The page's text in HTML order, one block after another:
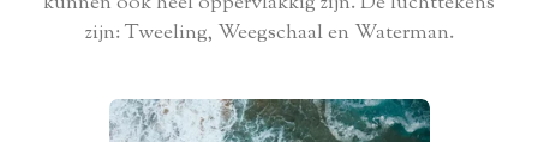
zijn: Tweeling, Weegschaal en Waterman.